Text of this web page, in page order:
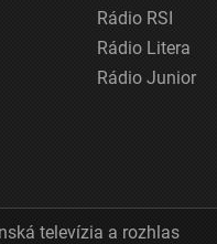
Rádio RSI
Rádio Litera
Rádio Junior
televízia a rozhlas